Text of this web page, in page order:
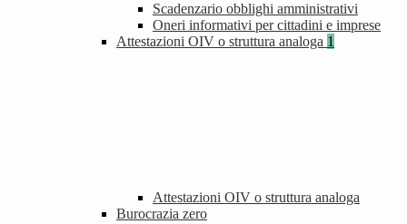
Scadenzario obblighi amministrativi
Oneri informativi per cittadini e imprese
Attestazioni OIV o struttura analoga 1
Attestazioni OIV o struttura analoga
Burocrazia zero